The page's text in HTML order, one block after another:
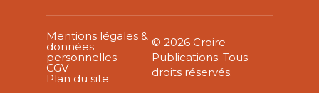
Mentions légales &
données
personnelles
CGV
Plan du site
© 2026 Croire-
Publications. Tous
droits réservés.